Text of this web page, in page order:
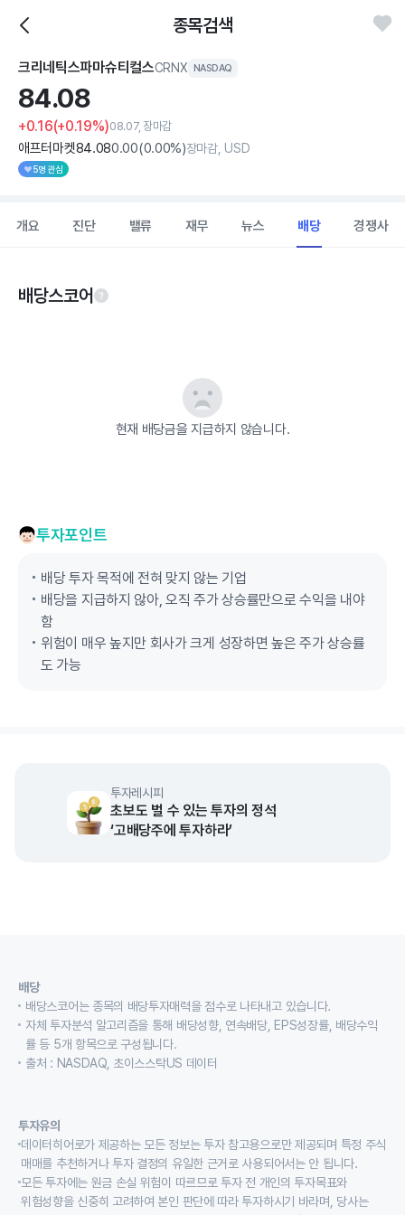
종목검색
크리네틱스파마슈티컬스CRNX NASDAQ
84.08
+0.16(+0.19%)08.07, 장마감
애프터마켓84.080.00(0.00%)장마감, USD
5명 관심
개요 진단 밸류 재무 뉴스 배당 경쟁사
배당스코어
현재 배당금을 지급하지 않습니다.
투자포인트
배당 투자 목적에 전혀 맞지 않는 기업
배당을 지급하지 않아, 오직 주가 상승률만으로 수익을 내야
함
위험이 매우 높지만 회사가 크게 성장하면 높은 주가 상승률
도 가능
투자레시피
초보도 벌 수 있는 투자의 정석
‘고배당주에 투자하라’
배당
배당스코어는 종목의 배당투자매력을 점수로 나타내고 있습니다.
자체 투자분석 알고리즘을 통해 배당성향, 연속배당, EPS성장률, 배당수익
률 등 5개 항목으로 구성됩니다.
출처 : NASDAQ, 초이스스탁US 데이터
투자유의
데이터히어로가 제공하는 모든 정보는 투자 참고용으로만 제공되며 특정 주식
매매를 추천하거나 투자 결정의 유일한 근거로 사용되어서는 안 됩니다.
모든 투자에는 원금 손실 위험이 따르므로 투자 전 개인의 투자목표와
위험성향을 신중히 고려하여 본인 판단에 따라 투자하시기 바라며, 당사는